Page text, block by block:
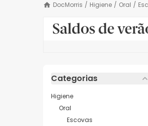
DocMorris / Higiene / Oral /
Categorias
Higiene
Oral
Escovas